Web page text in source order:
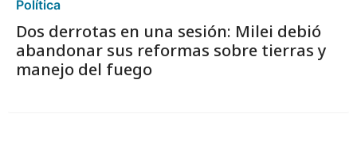
Política
Dos derrotas en una sesión: Milei debió
abandonar sus reformas sobre tierras y
manejo del fuego